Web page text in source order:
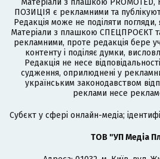
Матеріали з плашкою
ПОЗИЦІЯ є рекламними та
Редакція може не поділяти
Матеріали з плашкою СПЕЦПРОЄКТ
рекламними, проте редакція бере
контенту і поділяє думки,
Редакція не несе
судження, оприлюднені у
українським законодавством
реклами несе
Cубєкт у сфері онлайн-медіа;
ТОВ "УП Медіа